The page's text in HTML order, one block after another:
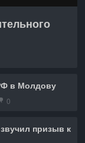
в Молдову
0
призыв к